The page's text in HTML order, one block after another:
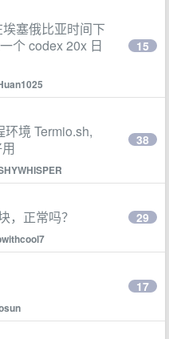
塞俄比亚时间下
个 codex 20x 日
15
境 Termio.sh,
38
，正常吗？ 29
17